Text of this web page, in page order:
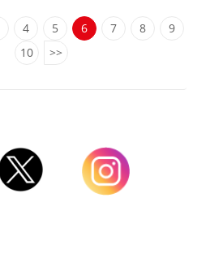
4 5 6 7 8
9
10
>>